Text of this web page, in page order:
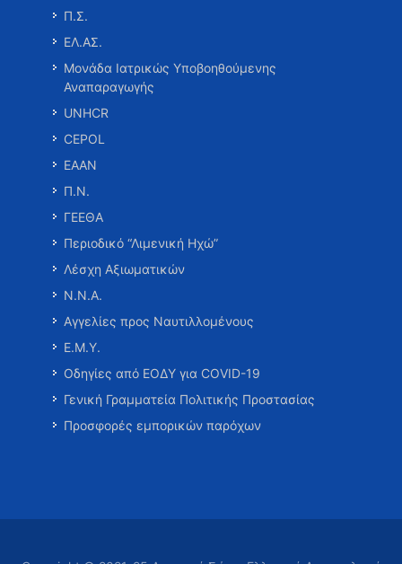
Π.Σ.
ΕΛ.ΑΣ.
Μονάδα Ιατρικώς Υποβοηθούμενης
Αναπαραγωγής
UNHCR
CEPOL
ΕΑΑΝ
Π.Ν.
ΓΕΕΘΑ
Περιοδικό “Λιμενική Ηχώ”
Λέσχη Αξιωματικών
Ν.Ν.Α.
Αγγελίες προς Ναυτιλλομένους
Ε.Μ.Υ.
Οδηγίες από ΕΟΔΥ για COVID-19
Γενική Γραμματεία Πολιτικής Προστασίας
Προσφορές εμπορικών παρόχων